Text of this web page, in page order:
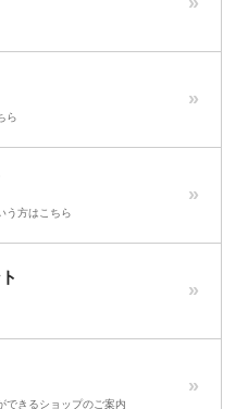
ら
う方はこちら
できるショップのご案内